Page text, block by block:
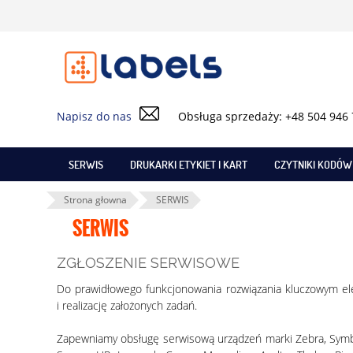
Napisz do nas Obsługa sprzedaży: +48 504 946
SERWIS DRUKARKI ETYKIET I KART CZYTNIKI
Strona głowna SERWIS
SERWIS
ZGŁOSZENIE SERWISOWE
Do prawidłowego funkcjonowania rozwiązania
i realizację założonych zadań.
Zapewniamy obsługę serwisową urządzeń marki Zebra,